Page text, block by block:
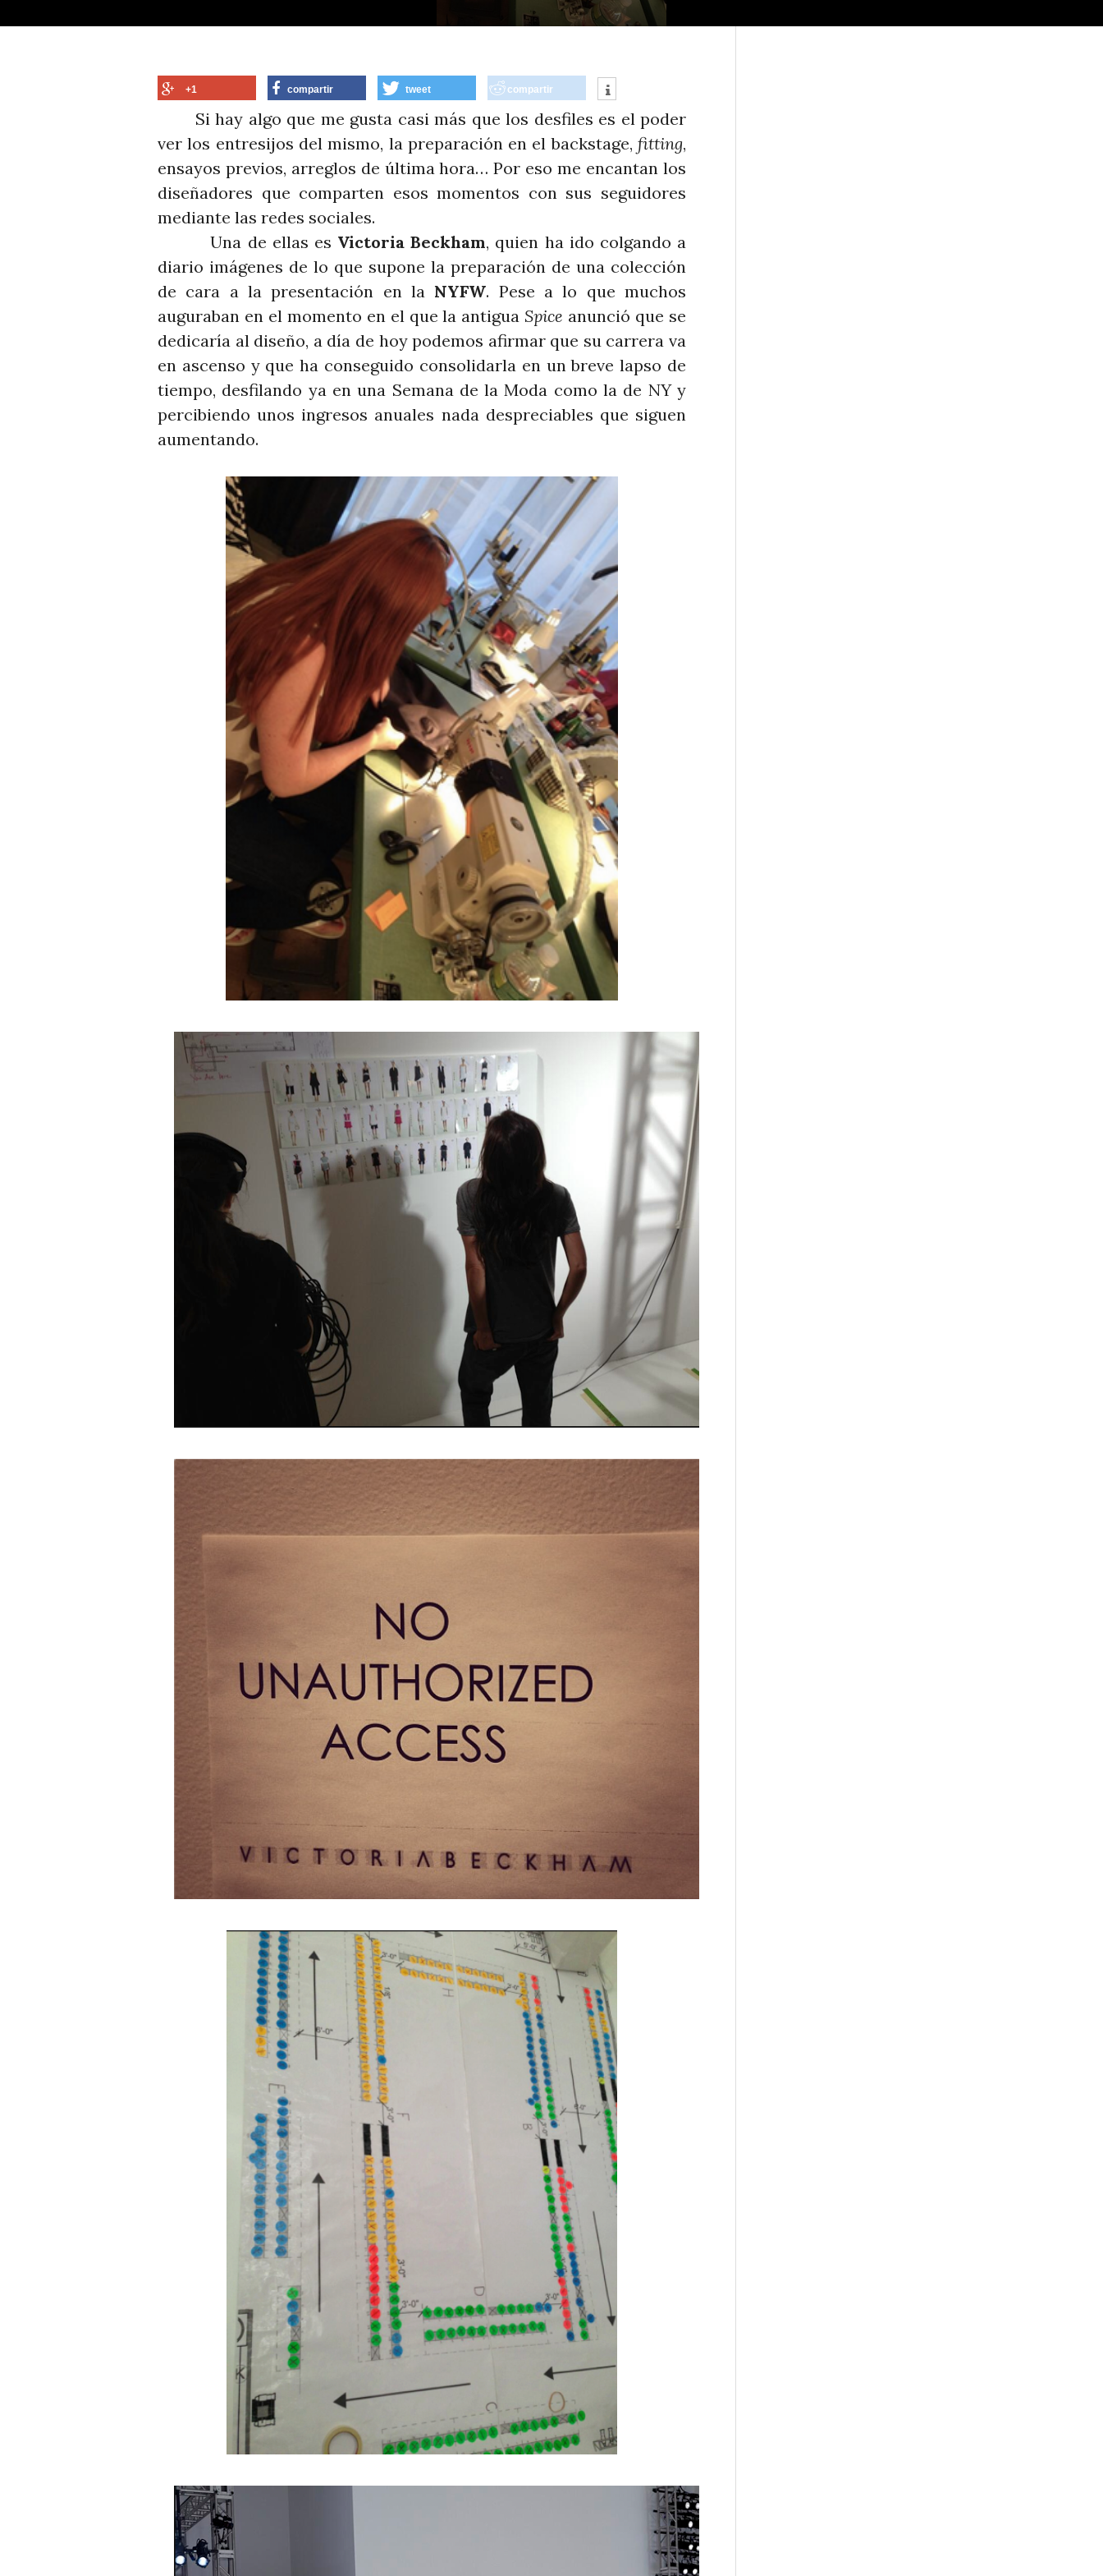
+1 compartir tweet compartir
Si hay algo que me gusta casi más que los desfiles es el poder
ver los entresijos del mismo, la preparación en el backstage, fitting,
ensayos previos, arreglos de última hora… Por eso me encantan los
diseñadores que comparten esos momentos con sus seguidores
mediante las redes sociales.
Una de ellas es Victoria Beckham, quien ha ido colgando a
diario imágenes de lo que supone la preparación de una colección
de cara a la presentación en la NYFW. Pese a lo que muchos
auguraban en el momento en el que la antigua Spice anunció que se
dedicaría al diseño, a día de hoy podemos afirmar que su carrera va
en ascenso y que ha conseguido consolidarla en un breve lapso de
tiempo, desfilando ya en una Semana de la Moda como la de NY y
percibiendo unos ingresos anuales nada despreciables que siguen
aumentando.